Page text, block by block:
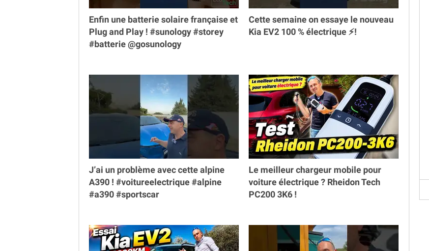
Enfin une batterie solaire française et
Plug and Play ! #sunology #storey
#batterie @gosunology
Cette semaine on essaye le nouveau
Kia EV2 100 % électrique ⚡️!
J’ai un problème avec cette alpine
A390 ! #voitureelectrique #alpine
#a390 #sportscar
Le meilleur chargeur mobile pour
voiture électrique ? Rheidon Tech
PC200 3K6 !